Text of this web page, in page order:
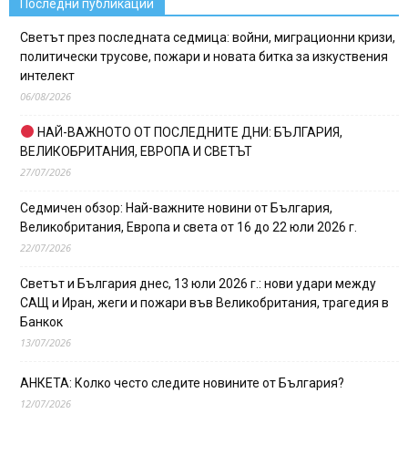
Последни публикации
Светът през последната седмица: войни, миграционни кризи,
политически трусове, пожари и новата битка за изкуствения
интелект
06/08/2026
НАЙ-ВАЖНОТО ОТ ПОСЛЕДНИТЕ ДНИ: БЪЛГАРИЯ,
ВЕЛИКОБРИТАНИЯ, ЕВРОПА И СВЕТЪТ
27/07/2026
Седмичен обзор: Най-важните новини от България,
Великобритания, Европа и света от 16 до 22 юли 2026 г.
22/07/2026
Светът и България днес, 13 юли 2026 г.: нови удари между
САЩ и Иран, жеги и пожари във Великобритания, трагедия в
Банкок
13/07/2026
АНКЕТА: Колко често следите новините от България?
12/07/2026